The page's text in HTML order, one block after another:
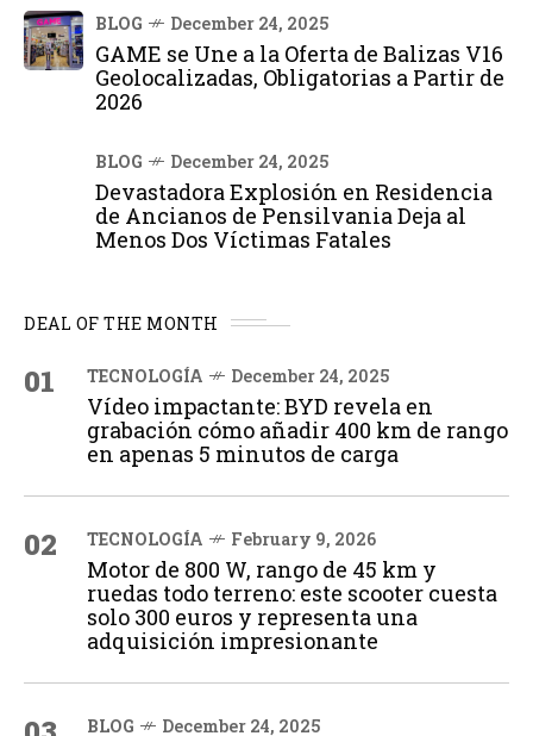
BLOG December 24, 2025
GAME se Une a la Oferta de Balizas V16
Geolocalizadas, Obligatorias a Partir de
2026
BLOG December 24, 2025
Devastadora Explosión en Residencia
de Ancianos de Pensilvania Deja al
Menos Dos Víctimas Fatales
DEAL OF THE MONTH
01 TECNOLOGÍA December 24, 2025
Vídeo impactante: BYD revela en
grabación cómo añadir 400 km de rango
en apenas 5 minutos de carga
02 TECNOLOGÍA February 9, 2026
Motor de 800 W, rango de 45 km y
ruedas todo terreno: este scooter cuesta
solo 300 euros y representa una
adquisición impresionante
BLOG December 24, 2025